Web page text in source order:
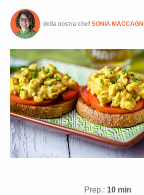
della nostra chef SONIA
Prep.: 10 min